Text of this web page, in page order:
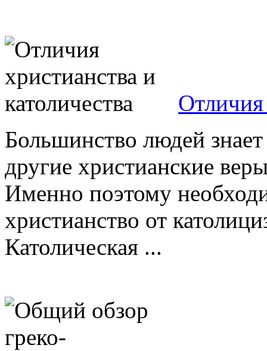
Отличия
Большинство людей
другие христианские
Именно поэтому
христианство от
Католическая ...